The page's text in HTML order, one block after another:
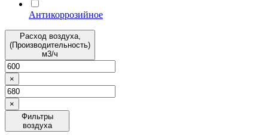
Антикоррозийное
Расход воздуха,
(Производительность)
м3/ч
×
×
Фильтры
воздуха